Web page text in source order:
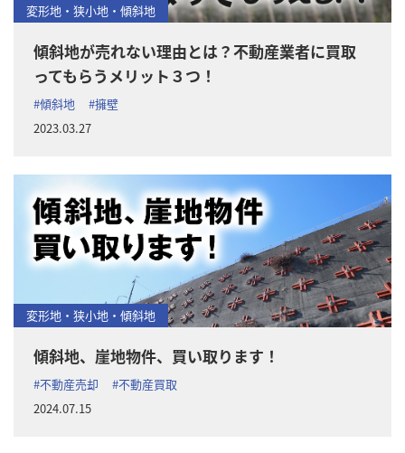
変形地・狭小地・傾斜地
傾斜地が売れない理由とは？不動産業者に買取
ってもらうメリット３つ！
#傾斜地
#擁壁
2023.03.27
変形地・狭小地・傾斜地
傾斜地、崖地物件、買い取ります！
#不動産売却
#不動産買取
2024.07.15